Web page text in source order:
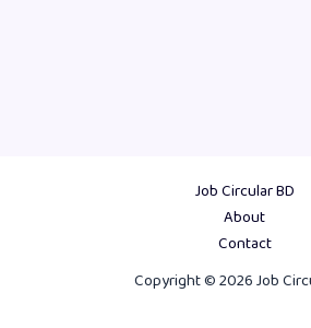
Job Circular BD
About
Contact
Copyright © 2026 Job